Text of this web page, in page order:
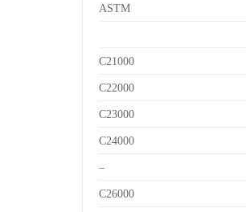
ASTM
C21000
C22000
C23000
C24000
–
C26000